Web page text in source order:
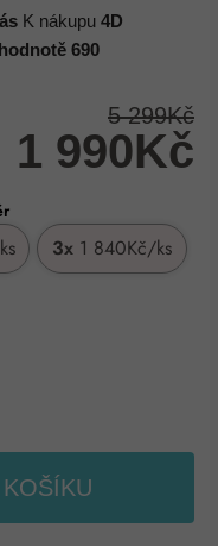
K nákupu 4D
690
5 299Kč
1 990Kč
3x 1 840Kč/ks